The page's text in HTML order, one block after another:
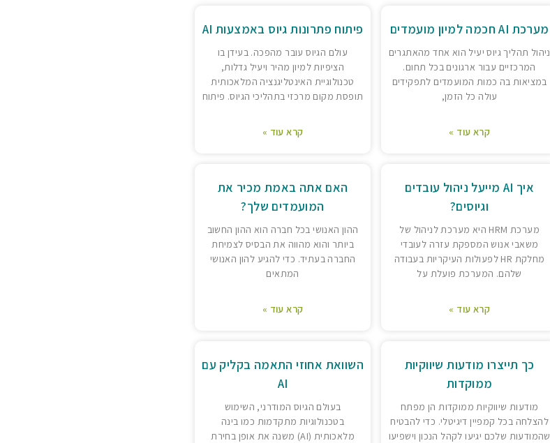
מערכת AI חכמה למיון מועמדים
ניהול תהליך גיוס יעיל הוא אחד מהאתגרים
המרכזיים עבור ארגונים בכל תחום.
במציאות בה כמות המועמדים לתפקידים
עולה כל הזמן,
קרא עוד »
פיתוח פתרונות גיוס באמצעות AI
עולם הגיוס עובר מהפכה. בעידן בו
הציפיות למיון מהיר ויעיל גדלות,
טכנולוגיית האינטליגנציה המלאכותית
תופסת מקום מרכזי בתהליכי הגיוס. פיתוח
קרא עוד »
איך AI מייעל ניהול עובדים
וגיוסים?
מערכת HRM היא מערכת לניהול של
משאבי אנוש המספקת עזרה לעובדי
מחלקת HR לפעולות העיקריות בעבודה
שלהם. המערכת פועלת על
קרא עוד »
האם אתה באמת מכיר את
המועמדים שלך?
ההון האנושי בכל חברה הוא ההון החשוב
ביותר והוא מהווה את הבסיס לצמיחת
החברה בעתיד. כדי להגיע להון האנושי
המתאים
קרא עוד »
כך תייצרו מודעות שיווקיות
ממוקדות
מודעות שיווקיות ממוקדות הן מפתח
להצלחה בכל קמפיין דיגיטלי. כדי להבטיח
שהמודעות שלכם יגיעו לקהל הנכון וישפיעו
השוואת אחוזי התאמה בקליק עם
AI
בעולם הגיוס המודרני, השימוש
בטכנולוגיות מתקדמות כמו בינה
מלאכותית (AI) משנה את אופן בחירת